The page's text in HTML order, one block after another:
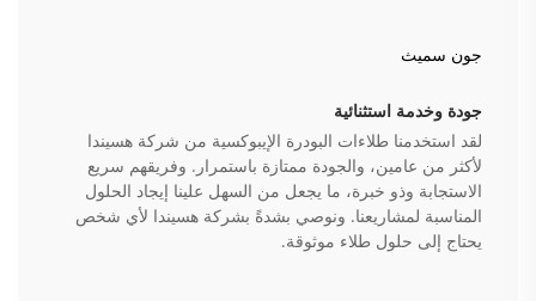
جون سميث
جودة وخدمة استثنائية
لقد استخدمنا طلاءات البودرة الإيبوكسية من شركة هسيندا
لأكثر من عامين، والجودة ممتازة باستمرار. وفريقهم سريع
الاستجابة وذو خبرة، ما يجعل من السهل علينا إيجاد الحلول
المناسبة لمشاريعنا. ونوصي بشدةً بشركة هسيندا لأي شخص
يحتاج إلى حلول طلاء موثوقة.